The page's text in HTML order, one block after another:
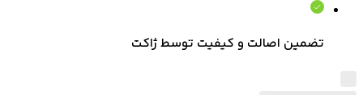
تضمین اصالت و کیفیت توسط ژاکت